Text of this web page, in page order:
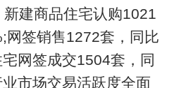
建商品住宅认购1021
网签销售1272套，同比
网签成交1504套，同
市场交易活跃度全面